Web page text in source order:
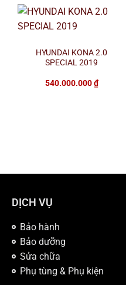
HYUNDAI KONA 2.0
SPECIAL 2019
540.000.000₫
DỊCH VỤ
Bảo hành
Bảo dưỡng
Sửa chữa
Phụ tùng & Phụ kiện